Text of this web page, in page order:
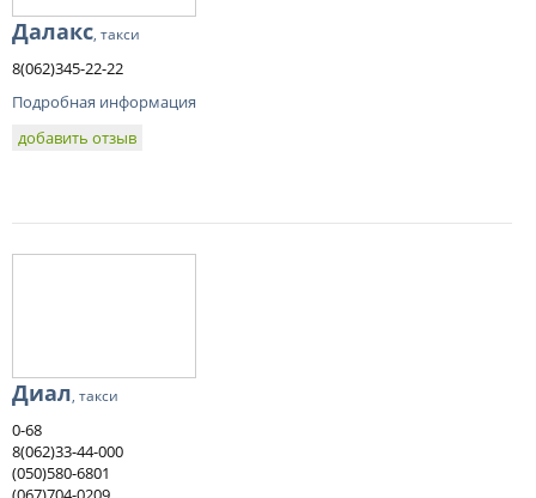
Далакс, такси
8(062)345-22-22
Подробная информация
добавить отзыв
Диал, такси
0-68
8(062)33-44-000
(050)580-6801